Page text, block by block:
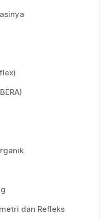
dan Refleks